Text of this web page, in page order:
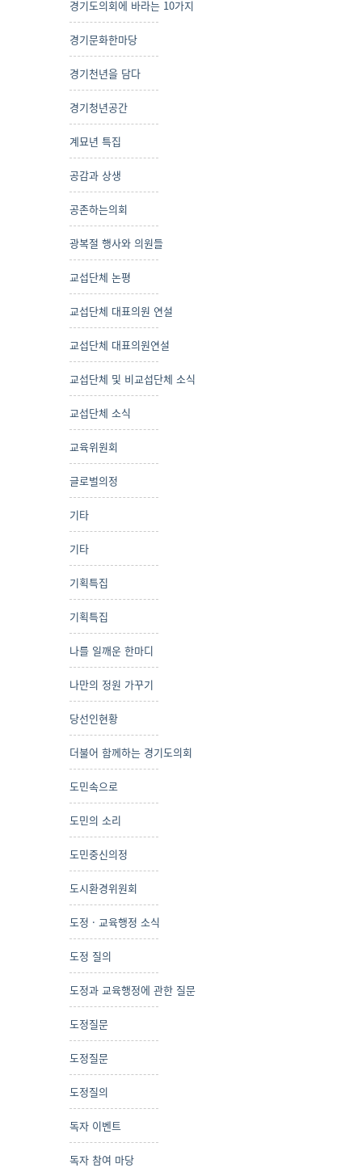
경기도의회에 바라는 10가지
경기문화한마당
경기천년을 담다
경기청년공간
계묘년 특집
공감과 상생
공존하는의회
광복절 행사와 의원들
교섭단체 논평
교섭단체 대표의원 연설
교섭단체 대표의원연설
교섭단체 및 비교섭단체 소식
교섭단체 소식
교육위원회
글로벌의정
기타
기타
기획특집
기획특집
나를 일깨운 한마디
나만의 정원 가꾸기
당선인현황
더불어 함께하는 경기도의회
도민속으로
도민의 소리
도민중신의정
도시환경위원회
도정 · 교육행정 소식
도정 질의
도정과 교육행정에 관한 질문
도정질문
도정질문
도정질의
독자 이벤트
독자 참여 마당